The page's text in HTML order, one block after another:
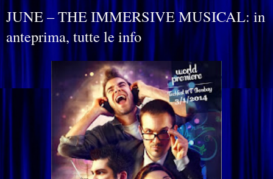
JUNE – THE IMMERSIVE MUSICAL: in
anteprima, tutte le info